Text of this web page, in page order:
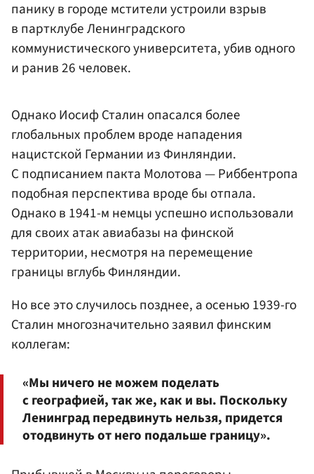
панику в городе мстители устроили взрыв
в партклубе Ленинградского
коммунистического университета, убив одного
и ранив 26 человек.
Однако Иосиф Сталин опасался более
глобальных проблем вроде нападения
нацистской Германии из Финляндии.
С подписанием пакта Молотова — Риббентропа
подобная перспектива вроде бы отпала.
Однако в 1941-м немцы успешно использовали
для своих атак авиабазы на финской
территории, несмотря на перемещение
границы вглубь Финляндии.
Но все это случилось позднее, а осенью 1939-го
Сталин многозначительно заявил финским
коллегам:
«Мы ничего не можем поделать
с географией, так же, как и вы. Поскольку
Ленинград передвинуть нельзя, придется
отодвинуть от него подальше границу».